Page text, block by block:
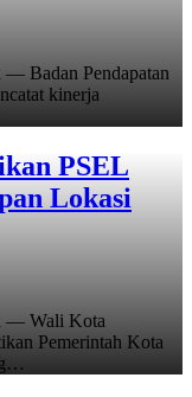
Badan Pendapatan
kinerja
PSEL
Lokasi
— Wali Kota
Pemerintah Kota